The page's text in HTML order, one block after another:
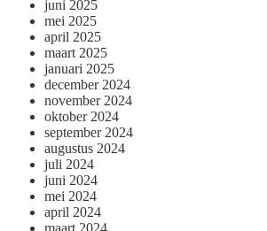
juni 2025
mei 2025
april 2025
maart 2025
januari 2025
december 2024
november 2024
oktober 2024
september 2024
augustus 2024
juli 2024
juni 2024
mei 2024
april 2024
maart 2024